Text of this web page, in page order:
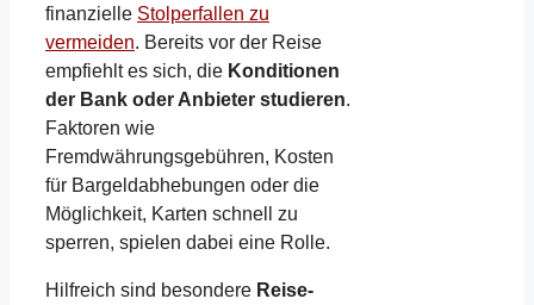
finanzielle Stolperfallen zu
vermeiden. Bereits vor der Reise
empfiehlt es sich, die Konditionen
der Bank oder Anbieter studieren.
Faktoren wie
Fremdwährungsgebühren, Kosten
für Bargeldabhebungen oder die
Möglichkeit, Karten schnell zu
sperren, spielen dabei eine Rolle.
Hilfreich sind besondere Reise-